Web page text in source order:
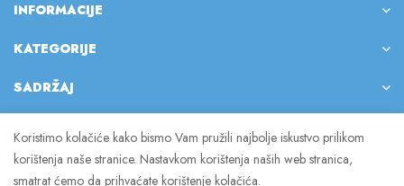
INFORMACIJE
KATEGORIJE
SADRŽAJ
© 2023 Lively Pharm. Sva prava pridržana.
Koristimo kolačiće kako bismo Vam pružili najbolje iskustvo prilikom
korištenja naše stranice. Nastavkom korištenja naših web stranica,
smatrat ćemo da prihvaćate korištenje kolačića.